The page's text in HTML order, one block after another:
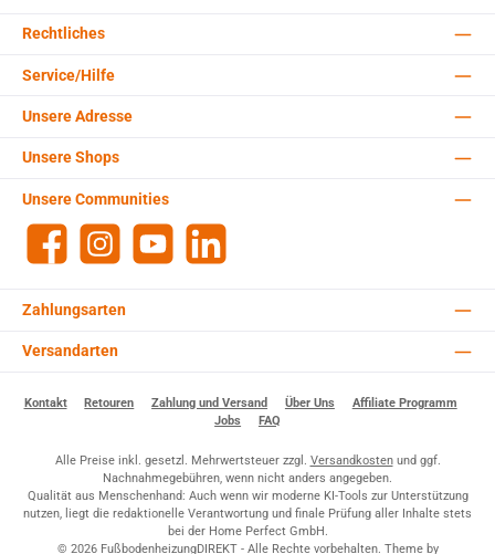
Rechtliches
Service/Hilfe
Zahlungsarten
Versandarten
Unsere Adresse
Unsere Communities
Facebook Instagram YouTube
Unsere Shops
Kontakt Retouren Zahlung und Versand Über Uns
Affiliate Programm
Jobs
FAQ
Alle Preise inkl. gesetzl. Mehrwertsteuer zzgl. Versandkostenund ggf.
Nachnahmegebühren, wenn nicht anders angegeben.
Qualität aus Menschenhand: Auch wenn wir moderne KI-Tools zur Unterstützung
nutzen, liegt die redaktionelle Verantwortung und finale Prüfung aller Inhalte stets
bei der Home Perfect GmbH.
© 2026 FußbodenheizungDIREKT - Alle Rechte vorbehalten. Theme by